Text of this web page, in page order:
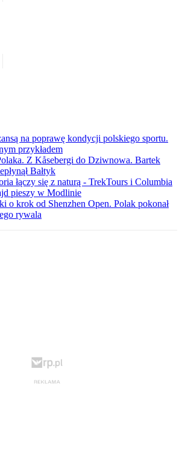
na poprawę kondycji polskiego sportu.
przykładem
Z Kåsebergi do Dziwnowa. Bartek
Bałtyk
łączy się z naturą - TrekTours i Columbia
pieszy w Modlinie
o krok od Shenzhen Open. Polak pokonał
rywala